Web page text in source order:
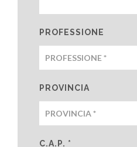
PROFESSIONE
PROVINCIA
C.A.P. *